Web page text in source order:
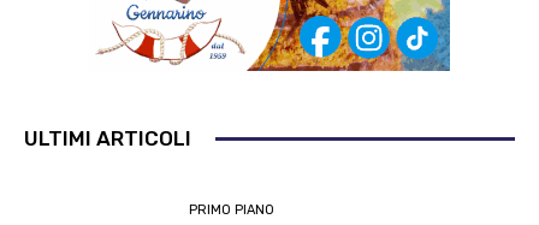
ULTIMI ARTICOLI
PRIMO PIANO